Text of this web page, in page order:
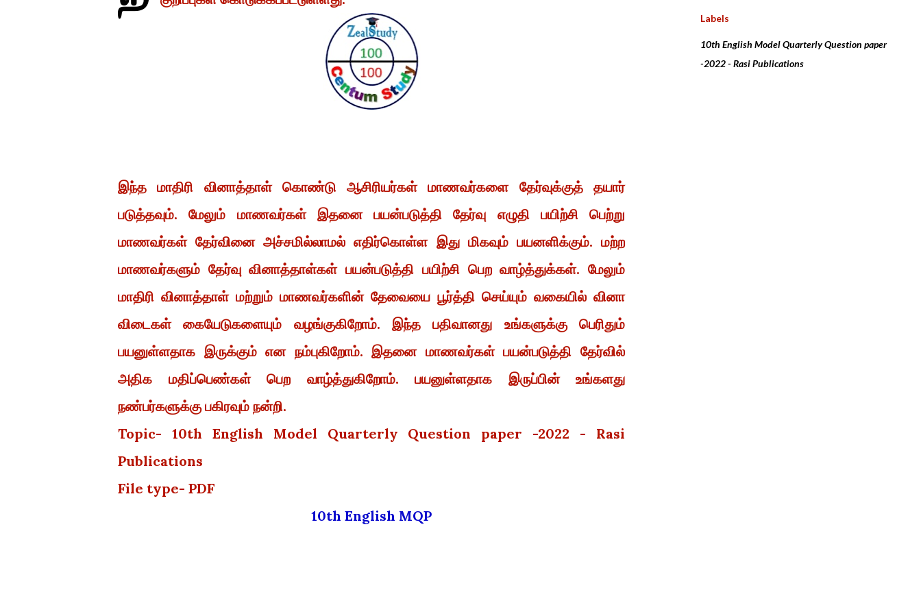
இந்த மாதிரி வினாத்தாள் கொண்டு ஆசிரியர்கள் மாணவர்களை தேர்வுக்குத் தயார்
படுத்தவும். மேலும் மாணவர்கள் இதனை பயன்படுத்தி தேர்வு எழுதி பயிற்சி பெற்று
மாணவர்கள் தேர்வினை அச்சமில்லாமல் எதிர்கொள்ள இது மிகவும் பயனளிக்கும். மற்ற
மாணவர்களும் தேர்வு வினாத்தாள்கள் பயன்படுத்தி பயிற்சி பெற வாழ்த்துக்கள். மேலும்
மாதிரி வினாத்தாள் மற்றும் மாணவர்களின் தேவையை பூர்த்தி செய்யும் வகையில் வினா
விடைகள் கையேடுகளையும் வழங்குகிறோம். இந்த பதிவானது உங்களுக்கு பெரிதும்
பயனுள்ளதாக இருக்கும் என நம்புகிறோம். இதனை மாணவர்கள் பயன்படுத்தி தேர்வில்
அதிக மதிப்பெண்கள் பெற வாழ்த்துகிறோம். பயனுள்ளதாக இருப்பின் உங்களது
நண்பர்களுக்கு பகிரவும் நன்றி.
Topic- 10th English Model Quarterly Question paper -2022 - Rasi
Publications
File type- PDF
10th English MQP
Labels
10th English Model Quarterly Question paper
-2022 - Rasi Publications